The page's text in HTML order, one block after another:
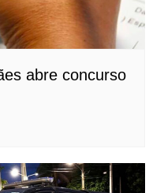
abre concurso